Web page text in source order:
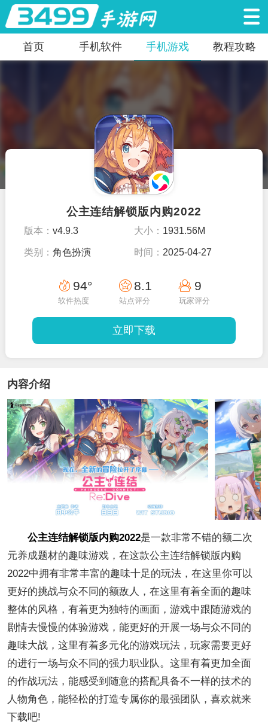
首页 手机软件 手机游戏 教程攻略
公主连结解锁版内购2022
版本：v4.9.3 大小： 1931.56M
类别：角色扮演 时间： 2025-04-27
94°
软件热度
8.1
站点评分
9
玩家评分
立即下载
内容介绍
公主连结解锁版内购2022是一款非常不错的额二次
元养成题材的趣味游戏，在这款公主连结解锁版内购
2022中拥有非常丰富的趣味十足的玩法，在这里你可以
更好的挑战与众不同的额敌人，在这里有着全面的趣味
整体的风格，有着更为独特的画面，游戏中跟随游戏的
剧情去慢慢的体验游戏，能更好的开展一场与众不同的
趣味大战，这里有着多元化的游戏玩法，玩家需要更好
的进行一场与众不同的强力职业队。这里有着更加全面
的作战玩法，能感受到随意的搭配具备不一样的技术的
人物角色，能轻松的打造专属你的最强团队，喜欢就来
下载吧!